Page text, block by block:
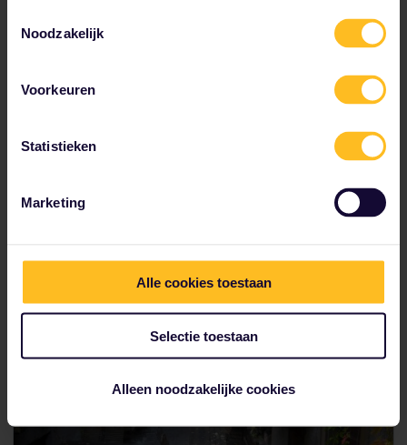
Noodzakelijk
Voorkeuren
Statistieken
Marketing
Alle cookies toestaan
Selectie toestaan
Alleen noodzakelijke cookies
nemen naar allerlei plaatsen in Duitsland en
Europa.